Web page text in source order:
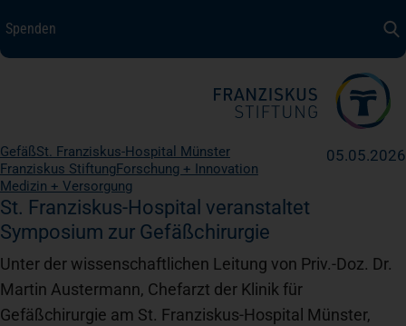
Spenden
Spenden
Medizin + Pflege
Patientensicherheit
Unsere Werte
GefäßSt. Franziskus-Hospital Münster
Franziskus StiftungForschung + Innovation
Medizin + Versorgung
05.05.2026
St. Franziskus-Hospital veranstaltet
Symposium zur Gefäßchirurgie
Unter der wissenschaftlichen Leitung von Priv.-Doz. Dr.
Martin Austermann, Chefarzt der Klinik für
Gefäßchirurgie am St. Franziskus-Hospital Münster,